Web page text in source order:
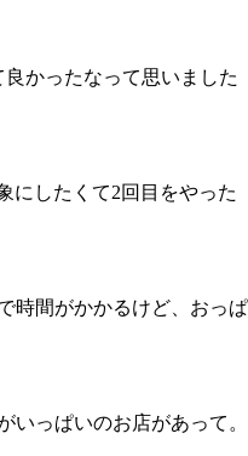
かったなって思いました
にしたくて2回目をやった
時間がかかるけど、おっぱ
っぱいのお店があって。